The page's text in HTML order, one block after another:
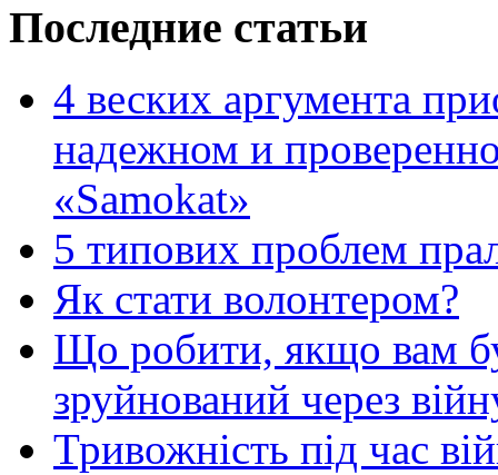
Последние статьи
4 веских аргумента
надежном и
«Samokat»
5 типових проблем
Як стати волонтером?
Що робити, якщо вам
зруйнований через
Тривожність під час